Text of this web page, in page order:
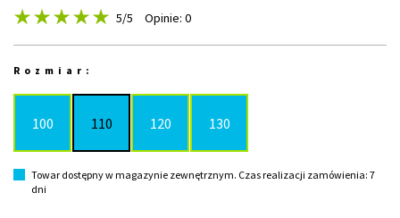
5/5 Opinie: 0
Rozmiar:
100 110 120 130
Towar dostępny w magazynie zewnętrznym. Czas realizacji zamówienia: 7
dni